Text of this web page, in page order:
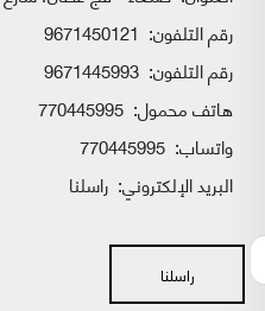
رقم التلفون: 9671450121
رقم التلفون: 9671445993
هاتف محمول: 770445995
واتساب:
البريد الإلكتروني: راسلنا
راسلنا